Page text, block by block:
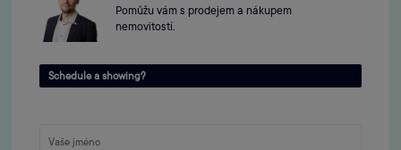
Pomůžu vám s prodejem a nákupem
nemovitostí.
Schedule a showing?